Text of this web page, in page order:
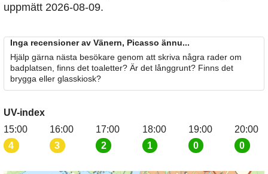
uppmätt 2026-08-09.
Inga recensioner av Vänern, Picasso ännu...
Hjälp gärna nästa besökare genom att skriva några rader om
badplatsen, finns det toaletter? Är det långgrunt? Finns det
brygga eller glasskiosk?
UV-index
15:00
4
16:00
3
17:00
2
18:00
1
19:00
0
20:00
0